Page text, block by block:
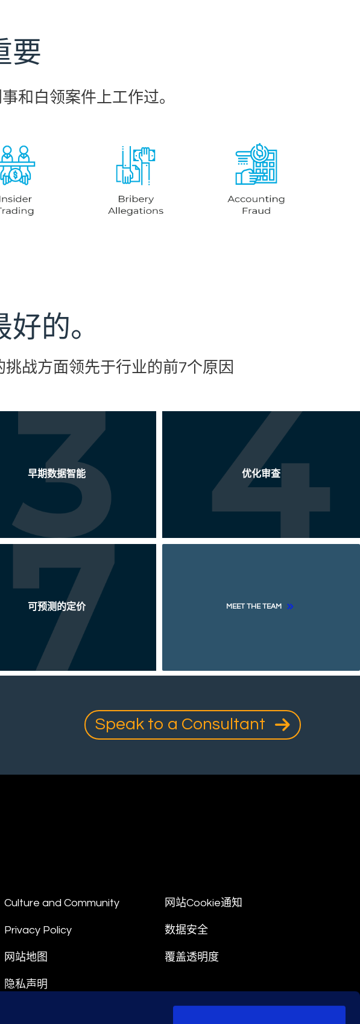
要
和白领案件上工作过。
的。
战方面领先于行业的前7个原因
早期数据智能 优化审查
可预测的定价 MEET THE TEAM
Speak to a Consultant
Culture and Community
Privacy Policy
网站地图
隐私声明
网站Cookie通知
数据安全
覆盖透明度